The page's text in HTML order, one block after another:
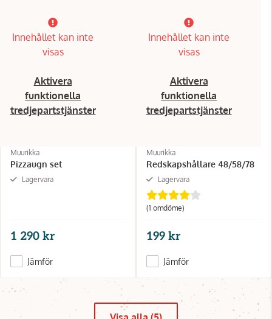
Innehållet kan inte
visas
Aktivera
funktionella
tredjepartstjänster
Muurikka
Pizzaugn set
Lagervara
1 290 kr
Jämför
Innehållet kan inte
visas
Aktivera
funktionella
tredjepartstjänster
Muurikka
Redskapshållare 48/58/78
Lagervara
(1 omdöme)
199 kr
Jämför